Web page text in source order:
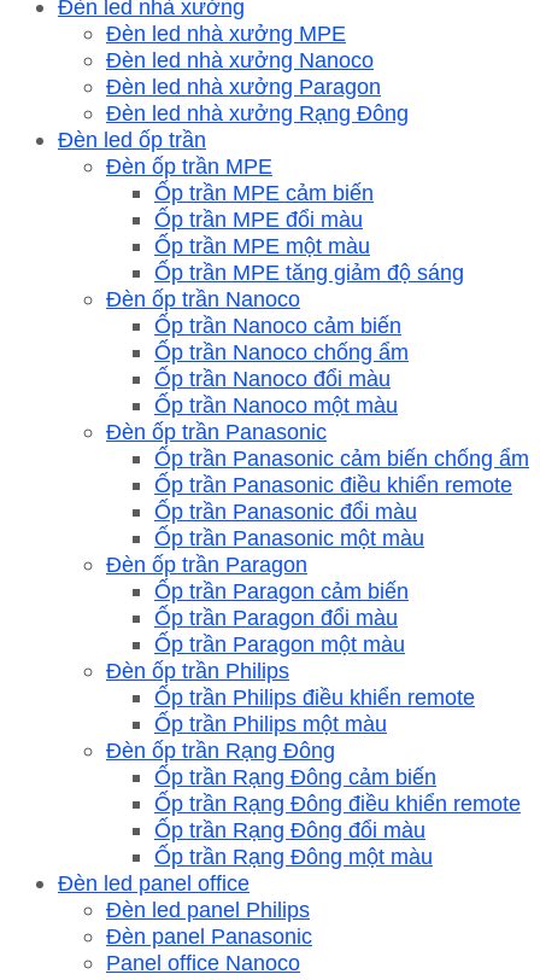
Đèn led nhà xưởng
Đèn led nhà xưởng MPE
Đèn led nhà xưởng Nanoco
Đèn led nhà xưởng Paragon
Đèn led nhà xưởng Rạng Đông
Đèn led ốp trần
Đèn ốp trần MPE
Ốp trần MPE cảm biến
Ốp trần MPE đổi màu
Ốp trần MPE một màu
Ốp trần MPE tăng giảm độ sáng
Đèn ốp trần Nanoco
Ốp trần Nanoco cảm biến
Ốp trần Nanoco chống ẩm
Ốp trần Nanoco đổi màu
Ốp trần Nanoco một màu
Đèn ốp trần Panasonic
Ốp trần Panasonic cảm biến chống ẩm
Ốp trần Panasonic điều khiển remote
Ốp trần Panasonic đổi màu
Ốp trần Panasonic một màu
Đèn ốp trần Paragon
Ốp trần Paragon cảm biến
Ốp trần Paragon đổi màu
Ốp trần Paragon một màu
Đèn ốp trần Philips
Ốp trần Philips điều khiển remote
Ốp trần Philips một màu
Đèn ốp trần Rạng Đông
Ốp trần Rạng Đông cảm biến
Ốp trần Rạng Đông điều khiển remote
Ốp trần Rạng Đông đổi màu
Ốp trần Rạng Đông một màu
Đèn led panel office
Đèn led panel Philips
Đèn panel Panasonic
Panel office Nanoco